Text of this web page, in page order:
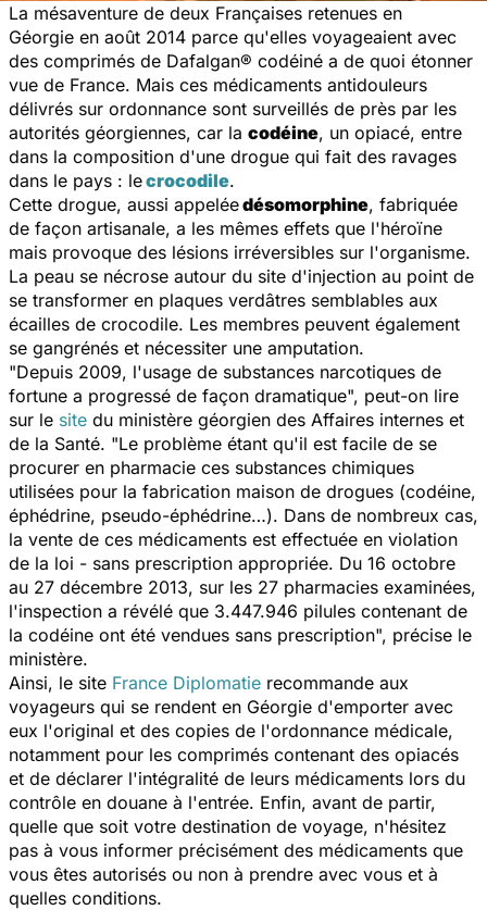
La mésaventure de deux Françaises retenues en
Géorgie en août 2014 parce qu'elles voyageaient avec
des comprimés de Dafalgan® codéiné a de quoi étonner
vue de France. Mais ces médicaments antidouleurs
délivrés sur ordonnance sont surveillés de près par les
autorités géorgiennes, car la codéine, un opiacé, entre
dans la composition d'une drogue qui fait des ravages
dans le pays : lecrocodile.
Cette drogue, aussi appeléedésomorphine, fabriquée
de façon artisanale, a les mêmes effets que l'héroïne
mais provoque des lésions irréversibles sur l'organisme.
La peau se nécrose autour du site d'injection au point de
se transformer en plaques verdâtres semblables aux
écailles de crocodile. Les membres peuvent également
se gangrénés et nécessiter une amputation.
"Depuis 2009, l'usage de substances narcotiques de
fortune a progressé de façon dramatique", peut-on lire
sur le site du ministère géorgien des Affaires internes et
de la Santé. "Le problème étant qu'il est facile de se
procurer en pharmacie ces substances chimiques
utilisées pour la fabrication maison de drogues (codéine,
éphédrine, pseudo-éphédrine…). Dans de nombreux cas,
la vente de ces médicaments est effectuée en violation
de la loi - sans prescription appropriée. Du 16 octobre
au 27 décembre 2013, sur les 27 pharmacies examinées,
l'inspection a révélé que 3.447.946 pilules contenant de
la codéine ont été vendues sans prescription", précise le
ministère.
Ainsi, le site France Diplomatie recommande aux
voyageurs qui se rendent en Géorgie d'emporter avec
eux l'original et des copies de l'ordonnance médicale,
notamment pour les comprimés contenant des opiacés
et de déclarer l'intégralité de leurs médicaments lors du
contrôle en douane à l'entrée. Enfin, avant de partir,
quelle que soit votre destination de voyage, n'hésitez
pas à vous informer précisément des médicaments que
vous êtes autorisés ou non à prendre avec vous et à
quelles conditions.